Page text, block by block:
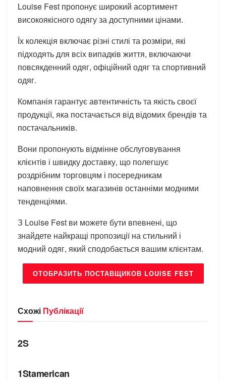
Louise Fest пропонує широкий асортимент
високоякісного одягу за доступними цінами.
Їх колекція включає різні стилі та розміри, які
підходять для всіх випадків життя, включаючи
повсякденний одяг, офіційний одяг та спортивний
одяг.
Компанія гарантує автентичність та якість своєї
продукції, яка постачається від відомих брендів та
постачальників.
Вони пропонують відмінне обслуговування
клієнтів і швидку доставку, що полегшує
роздрібним торговцям і посередникам
наповнення своїх магазинів останніми модними
тенденціями.
З Louise Fest ви можете бути впевнені, що
знайдете найкращі пропозиції на стильний і
модний одяг, який сподобається вашим клієнтам.
ОТОБРАЗИТЬ ПОСТАВЩИКОВ LOUISE FEST
Схожі Публікації
БРЕНДИ
2S
1Stamerican